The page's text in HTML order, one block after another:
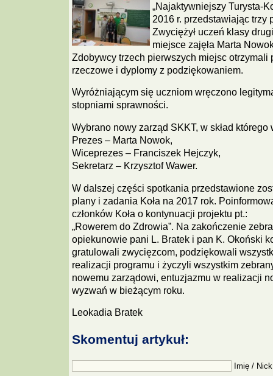
„Najaktywniejszy Turysta-
2016 r. przedstawiając trzy
Zwyciężył uczeń klasy
miejsce zajęła Marta
Zdobywcy trzech pierwszych miejsc otrzymali
rzeczowe i dyplomy z podziękowaniem.
Wyróżniającym się uczniom wręczono
stopniami sprawności.
Wybrano nowy zarząd SKKT, w skład którego
Prezes – Marta Nowok,
Wiceprezes – Franciszek Hejczyk,
Sekretarz – Krzysztof Wawer.
W dalszej części spotkania przedstawione
plany i zadania Koła na 2017 rok.
członków Koła o kontynuacji projektu pt.:
„Rowerem do Zdrowia”. Na zakończenie
opiekunowie pani L. Bratek i pan K. Okoński
gratulowali zwycięzcom, podziękowali
realizacji programu i życzyli wszystkim
nowemu zarządowi, entuzjazmu w realizacji
wyzwań w bieżącym roku.
Leokadia Bratek
Skomentuj artykuł:
Imię /